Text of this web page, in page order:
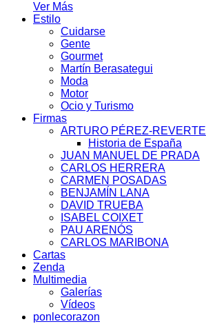
Ver Más
Estilo
Cuidarse
Gente
Gourmet
Martín Berasategui
Moda
Motor
Ocio y Turismo
Firmas
ARTURO PÉREZ-REVERTE
Historia de España
JUAN MANUEL DE PRADA
CARLOS HERRERA
CARMEN POSADAS
BENJAMÍN LANA
DAVID TRUEBA
ISABEL COIXET
PAU ARENÓS
CARLOS MARIBONA
Cartas
Zenda
Multimedia
Galerías
Vídeos
ponlecorazon